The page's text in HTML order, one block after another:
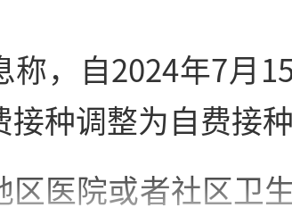
称，自2024年7月
种调整为自费接种
区医院或者社区卫